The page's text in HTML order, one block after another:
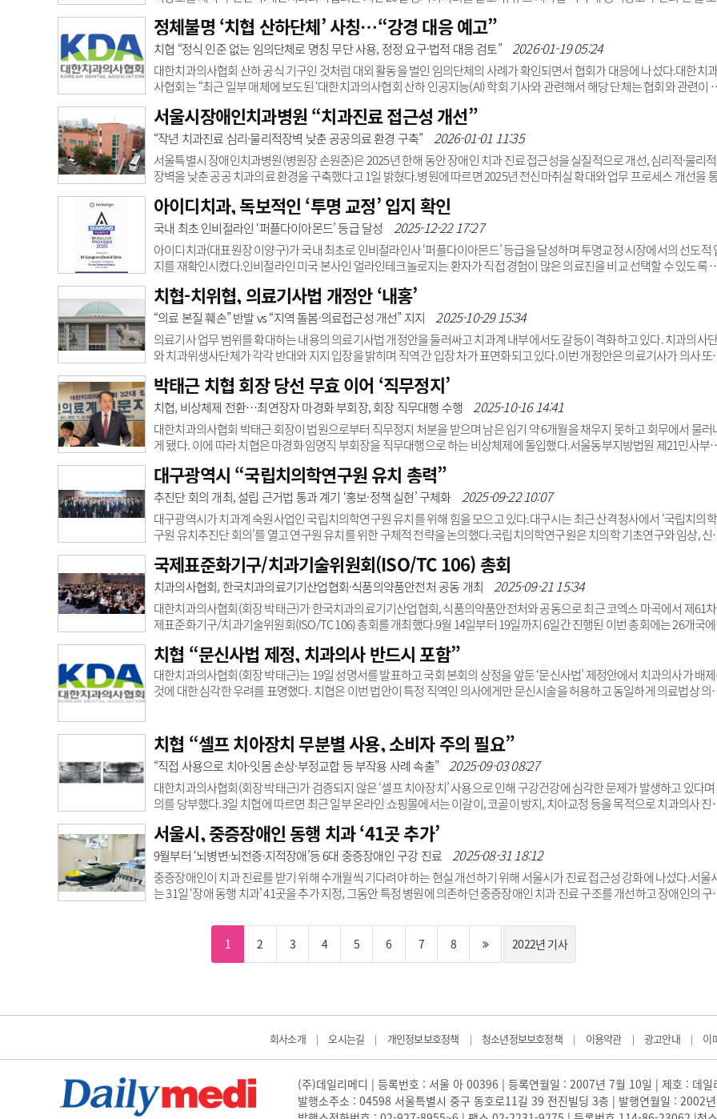
커지고 있다고 판단, 공익광고를 통해 경각심을 높이고 올바른 치과 개원 문화 정착을 유도한다는 계획이다.유튜브 공익광고는
국민 다수가 이용하는 디지털 플랫폼의 특성을 고려해 짧은 동영상 형식으로 제작된다. 시청자 데이터 분석이 가능해 홍보 효과
를 객관적으로 확인할 수 있다는 점도 고려됐다.지하철 역사 내 공익광고는 치과 치료 이용 빈도가 높은 ..
정체불명 ‘치협 산하단체’ 사칭…“강경 대응 예고”
치협 “정식 인준 없는 임의단체로 명칭 무단 사용, 정정 요구·법적 대응 검토” 2026-01-19 05:24
대한치과의사협회 산하 공식 기구인 것처럼 대외 활동을 벌인 임의단체의 사례가 확인되면서 협회가 대응에 나섰다.대한치
사협회는 “최근 일부 매체에 보도된 ‘대한치과의사협회 산하 인공지능(AI) 학회 기사와 관련해서 해당 단체는 협회와 관련이
체를 ‘치협 산하 AI학회’로 소개했다. 그러나 치협은 이 단체가 정관에 따라 인준된 공식 분과학회 명단에 포함되지 않은 비공식
단체라고 설명했다.치협은 의료법 제28조에 근거해 설립된 법정단체로 1952년 국민의료법에 따라 창립됐으며 치과의사 자질
향상과 회원 권익 보호, 국민 구강보건 증진을 목적으로 활동하고 있다. 대한의사..
서울시장애인치과병원 “치과진료 접근성 개선”
“작년 치과진료 심리·물리적장벽 낮춘 공공의료 환경 구축” 2026-01-01 11:35
서울특별시 장애인치과병원(병원장 손원준)은 2025년 한해 동안 장애인 치과 진료 접근성을 실질적으로 개선, 심리적·물리적
장벽을 낮춘 공공 치과의료 환경을 구축했다고 1일 밝혔다.병원에 따르면 2025년 전신마취실 확대와 업무 프로세스 개선을
치료를 받을 수 있는 기반을 마련했다는 평가다.서울지역 최초 시립 장애인 전문 치과병원인 서울특별시 장애인치과병원은 누
구나 필요한 치과 진료를 일상처럼 받을 수 있는 공공 치과의료 환경을 만들어가기 위해 노력하고 있다.특히 ‘장애인 환자와의
행사업’을 통해 병원 내원 시 이동수단을 지원함으로써 이동에 대한 부담을 낮추고 보호자 동행이..
아이디치과, 독보적인 ‘투명 교정’ 입지 확인
국내 최초 인비절라인 ‘퍼플다이아몬드’ 등급 달성 2025-12-22 17:27
아이디치과(대표원장 이양구)가 국내 최초로 인비절라인사 ‘퍼플다이아몬드’ 등급을 달성하며 투명교정 시장에서의 선도적
지를 재확인시켰다.인비절라인 미국 본사인 얼라인테크놀로지는 환자가 직접 경험이 많은 의료진을 비교 선택할 수 있도록
엘리트 ▲다이아몬드 ▲블랙다이아몬드 ▲블루다이아몬드 ▲레드다이아몬드 등 총 10개 등급으로 구분한다.아이디치과는
를 뛰어넘는 압도적인 임상 증례수와 의료 전문성을 바탕으로 국내 최초 신설된 ‘퍼플다이아몬드’ 타이틀을 거머쥐었다.이번 ‘
플다이아몬드’ 등급 달성은 아이디치과만의 풍부한 임상 데이터와 다양한 부정교합 케이스 시술 노하우를 공식적으로 인정
다..
치협-치위협, 의료기사법 개정안 ‘내홍’
“의료 본질 훼손” 반발 vs “지역 돌봄·의료접근성 개선” 지지 2025-10-29 15:34
의료기사 업무 범위를 확대하는 내용의 의료기사법 개정안을 둘러싸고 치과계 내부에서도 갈등이 격화하고 있다. 치과의사
와 치과위생사단체가 각각 반대와 지지 입장을 밝히며 직역 간 입장 차가 표면화되고 있다.이번 개정안은 의료기사가 의사 또
현실을 반영하자는 취지로 더불어민주당 남인순 의원과 국민의힘 최보윤 의원이 공동 발의했다.하지만 대한치과의사협회는 개
정안에 대해 “의료행위 본질적인 책임 구조를 훼손하고 국민 생명과 안전을 위협하는 법안”이라며 강하게 반발하고 있다. 치협
‘지도’라는 개념이 단순 행정 절차가 아니라 면허권자인 의료인 법적 책임과 감독 권한을 담은 핵심..
박태근 치협 회장 당선 무효 이어 ‘직무정지’
치협, 비상체제 전환…최연장자 마경화 부회장, 회장 직무대행 수행 2025-10-16 14:41
대한치과의사협회 박태근 회장이 법원으로부터 직무정지 처분을 받으며 남은 임기 약 6개월을 채우지 못하고 회무에서 물러
게 됐다. 이에 따라 치협은 마경화 임명직 부회장을 직무대행으로 하는 비상체제에 돌입했다.서울동부지방법원 제21민사부
3월 치협 회장단 선거에 출마했던 김민겸·장재완·최치원 후보가 제기한 직무집행정지 가처분 신청에 따른 결과다. 법원은 소송
비용은 피고 측이 전액 부담토록 판시했다. 다만 법원이 직접 직무대행을 선임해달라는 원고 측의 요청은 기각하고, 치협 정관
13조에 따라 직무대행을 선임토록 했다. 이에 따라 협회는 임명직 부회장 중 ..
대구광역시 “국립치의학연구원 유치 총력”
추진단 회의 개최, 설립 근거법 통과 계기 ‘홍보·정책 실현’ 구체화 2025-09-22 10:07
대구광역시가 치과계 숙원사업인 국립치의학연구원 유치를 위해 힘을 모으고 있다.대구시는 최근 산격청사에서 ‘국립치의
구원 유치추진단 회의’를 열고 연구원 유치를 위한 구체적 전략을 논의했다.국립치의학연구원은 치의학 기초연구와 임상, 신
에는 국립연구기관이 운영되고 있지만 치의학 분야만은 아직 독립적인 국립 연구원이 없는 상황이다.치과계는 국가 차원의 체
계적 연구 지원을 위해 전담 기관 설립이 필요하다고 꾸준히 주장해 왔으며, 지난해 12월에는 연구원 설립의 근거가 되는 법률
정안이 국회를 통과했다. 이에 따라 보건복지부는 현재 타당성 조사와 기본계획 수립 용역을 진행 중이다.대구..
국제표준화기구/치과기술위원회(ISO/TC 106) 총회
치과의사협회, 한국치과의료기기산업협회·식품의약품안전처 공동 개최 2025-09-21 15:34
대한치과의사협회(회장 박태근)가 한국치과의료기기산업협회, 식품의약품안전처와 공동으로 최근 코엑스 마곡에서 제61
제표준화기구/치과기술위원회(ISO/TC 106) 총회를 개최했다.9월 14일부터 19일까지 6일간 진행된 이번 총회에는 26개국
명 등 전 세계 표준 전문가 356명이 등록했다.이번 총회에서는 치과재료, 치과용기구와 장비, 구강관리용품, 임플란트, 디지털
기 등 치과 의료기기 국제 표준화 작업 논의가 심도있게 진행됐다.박태근 회장은 “12년 만에 다시 한국에서 개최된 행사였지만
더욱 높아진 K-CULTURE에 걸맞게 대한민국 위상과 역량을 ..
치협 “문신사법 제정, 치과의사 반드시 포함”
대한치과의사협회(회장 박태근)는 19일 성명서를 발표하고 국회 본회의 상정을 앞둔 ‘문신사법’ 제정안에서 치과의사가 배
것에 대한 심각한 우려를 표명했다. 치협은 이번 법안이 특정 직역인 의사에게만 문신시술을 허용하고 동일하게 의료법상 의
인”이라고 강조했다.이어 “이러한 전문성을 바탕으로 단순 미용 목적이 아닌 구순구개열 환자의 심미적 개선, 외상 후 안면부 색
소 보정 등 필수적인 재건·미용 시술에 문신 시술을 활용해 왔다”고 덧붙였다.특히 치협은 “현장의 전..
치협 “셀프 치아장치 무분별 사용, 소비자 주의 필요”
“직접 사용으로 치아·잇몸 손상·부정교합 등 부작용 사례 속출” 2025-09-03 08:27
대한치과의사협회(회장 박태근)가 검증되지 않은 ‘셀프 치아장치’ 사용으로 인해 구강건강에 심각한 문제가 발생하고 있다며
의를 당부했다.3일 치협에 따르면 최근 일부 온라인 쇼핑몰에서는 이갈이, 코골이 방지, 치아교정 등을 목적으로 치과의사 진
아니라 오히려 다양한 부작용 사례가 보고되고 있어 각별한 주의가 요구된다.실제 사례로는 ▲치아 및 잇몸 손상 ▲부정교합 ▲
턱관절 장애 ▲장치 파손 및 기도흡입 등의 위험이 보고됐다. 또 ▲치은부종 ▲점막궤양 ▲플라스틱 파편 흡입 등의 부작용을
겪은 사례가 확인됐다.이와 관련, 황우진 대한치과의사협회 홍..
서울시, 중증장애인 동행 치과 ‘41곳 추가’
9월부터 ‘뇌병변·뇌전증·지적장애’등 6대 중증장애인 구강 진료 2025-08-31 18:12
중증장애인이 치과 진료를 받기 위해 수개월씩 기다려야 하는 현실 개선하기 위해 서울시가 진료 접근성 강화에 나섰다.서울
는 31일 ‘장애 동행 치과’ 41곳을 추가 지정, 그동안 특정 병원에 의존하던 중증장애인 치과 진료 구조를 개선하고 장애인의 구
장애인치과병원, 연세대치과병원 권역장애인구강진료센터 등 3곳에 몰리면서 최대 28주까지 기다려야 하는 어려움이 있었
다.2022년 장애인 건강보건 통계에 따르면 중증장애인의 구강검진 수검률은 17.9%에 불과했다. 치과치료가 필요한 비율 또한
45.3%로 일반인에 비해 1.39배 높았다. 서울시는 ‘장애 동행 치과’ 지정을 통해 중증장..
1 2 3 4 5 6 7 8 2022년 기사
회사소개 | 오시는길 | 개인정보보호정책 | 청소년정보보호정책 | 이용약관 | 광고안내 | 이
(주)데일리메디 | 등록번호 : 서울 아 00396 | 등록연월일 : 2007년 7월 10일 | 제호 : 데
발행소주소 : 04598 서울특별시 중구 동호로11길 39 전진빌딩 3층 | 발행연월일 : 2002